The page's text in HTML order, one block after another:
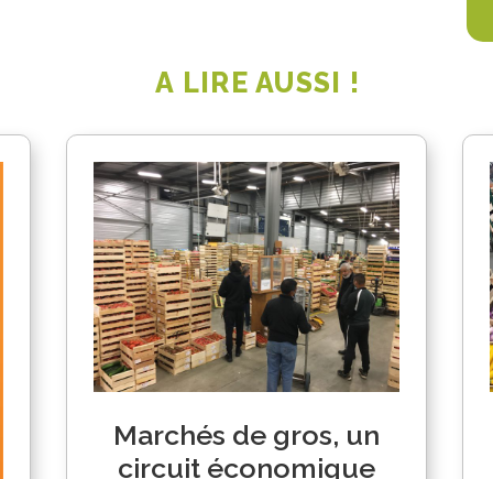
A LIRE AUSSI !
Marchés de gros, un
circuit économique